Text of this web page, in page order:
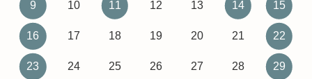
9 10 11 12 13 14 15
16 17 18 19 20 21 22
23 24 25 26 27 28 29